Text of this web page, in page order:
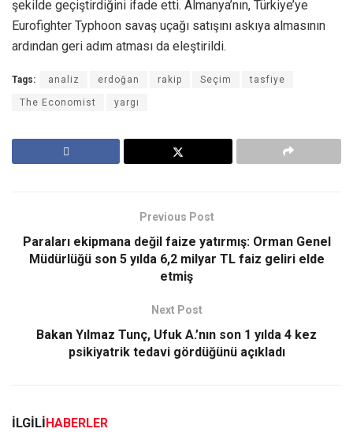
şekilde geçiştirdiğini ifade etti. Almanya’nın, Türkiye’ye
Eurofighter Typhoon savaş uçağı satışını askıya almasının
ardından geri adım atması da eleştirildi.
Tags: analiz erdoğan rakip Seçim tasfiye
The Economist yargı
Previous Post
Paraları ekipmana değil faize yatırmış: Orman Genel
Müdürlüğü son 5 yılda 6,2 milyar TL faiz geliri elde
etmiş
Next Post
Bakan Yılmaz Tunç, Ufuk A.’nın son 1 yılda 4 kez
psikiyatrik tedavi gördüğünü açıkladı
İLGİLİ HABERLER